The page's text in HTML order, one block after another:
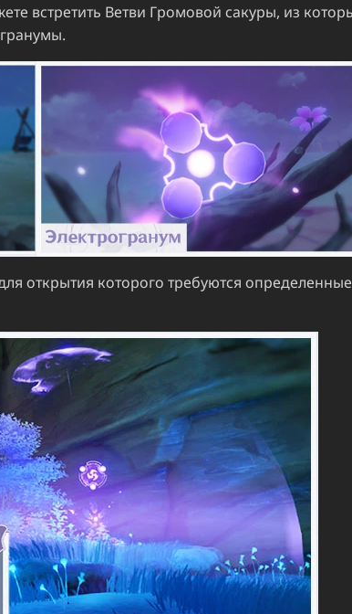
встретить Ветви Громовой сакуры, из
открытия которого требуются определенные